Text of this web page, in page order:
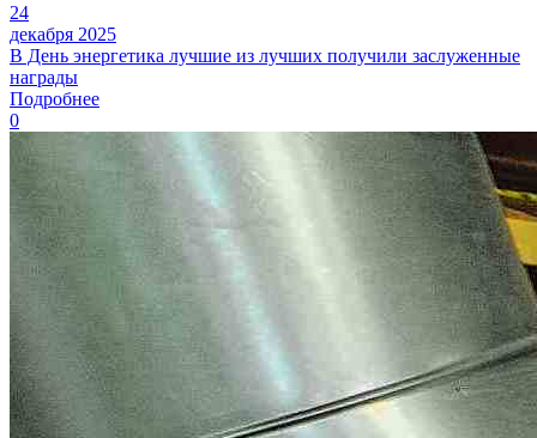
24
декабря 2025
В День энергетика лучшие из лучших получили заслуженные
награды
Подробнее
0